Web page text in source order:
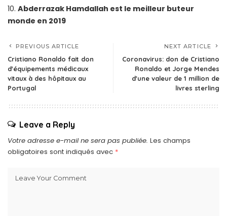
Abderrazak Hamdallah est le meilleur buteur
monde en 2019
PREVIOUS ARTICLE
Cristiano Ronaldo fait don
d'équipements médicaux
vitaux à des hôpitaux au
Portugal
NEXT ARTICLE
Coronavirus: don de Cristiano
Ronaldo et Jorge Mendes
d'une valeur de 1 million de
livres sterling
Leave a Reply
Votre adresse e-mail ne sera pas publiée. Les champs
obligatoires sont indiqués avec *